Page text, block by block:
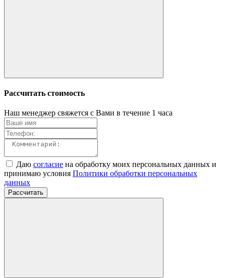
Рассчитать стоимость
Наш менеджер свяжется с Вами в течение 1 часа
Даю согласие на обработку моих персональных данных и
принимаю условия Политики обработки персональных
данных
Рассчитать